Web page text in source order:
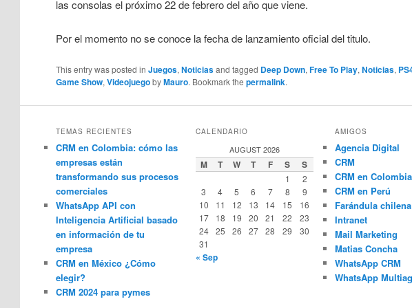
las consolas el próximo 22 de febrero del año que viene.
Por el momento no se conoce la fecha de lanzamiento oficial del titulo.
This entry was posted inJuegos,Noticiasand tagged Deep Down,Free To Play,Noticias,
Game Show,VideojuegobyMauro. Bookmark thepermalink.
TEMAS RECIENTES
CRM en Colombia: cómo las
empresas están
transformando sus procesos
comerciales
WhatsApp API con
Inteligencia Artificial basado
en información de tu
empresa
CRM en México ¿Cómo
elegir?
CRM 2024 para pymes
CALENDARIO
AUGUST 2026
M T W T F S S
1
2
3
4 5 6 7 8
9
10
11 12 13 14 15
16
17
18 19 20 21 22
23
24
25 26 27 28 29
30
31
« Sep
AMIGOS
Agencia Digital
CRM
CRM en Colombia
CRM en Perú
Farándula chilena
Intranet
Mail Marketing
Matias Concha
WhatsApp CRM
WhatsApp